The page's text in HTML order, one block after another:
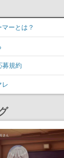
ーとは？
募規約